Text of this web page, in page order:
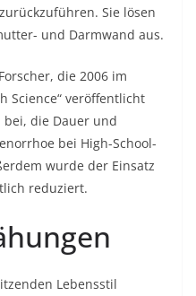
Sie lösen
und Darmwand aus.
die 2006 im
Science“ veröffentlicht
die Dauer und
bei High-School-
wurde der Einsatz
reduziert.
Lebensstil